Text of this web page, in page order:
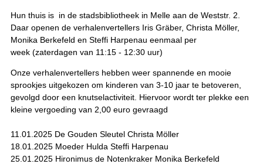
Hun thuis is in de stadsbibliotheek in Melle aan de Weststr. 2.
Daar openen de verhalenvertellers Iris Gräber, Christa Möller,
Monika Berkefeld en Steffi Harpenau eenmaal per
week (zaterdagen van 11:15 - 12:30 uur)
Onze verhalenvertellers hebben weer spannende en mooie
sprookjes uitgekozen om kinderen van 3-10 jaar te betoveren,
gevolgd door een knutselactiviteit. Hiervoor wordt ter plekke een
kleine vergoeding van 2,00 euro gevraagd
11.01.2025 De Gouden Sleutel Christa Möller
18.01.2025 Moeder Hulda Steffi Harpenau
25.01.2025 Hironimus de Notenkraker Monika Berkefeld